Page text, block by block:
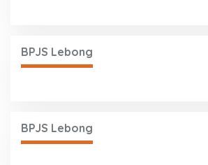
BPJS Lebong
BPJS Lebong